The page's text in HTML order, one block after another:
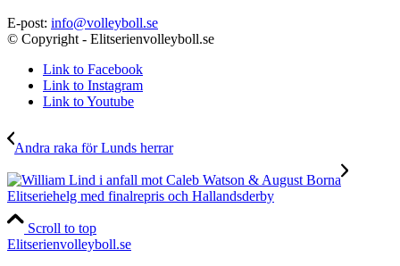
E-post: info@volleyboll.se
© Copyright - Elitserienvolleyboll.se
Link to Facebook
Link to Instagram
Link to Youtube
Andra raka för Lunds herrar
Elitseriehelg med finalrepris och Hallandsderby
Scroll to top
Elitserienvolleyboll.se